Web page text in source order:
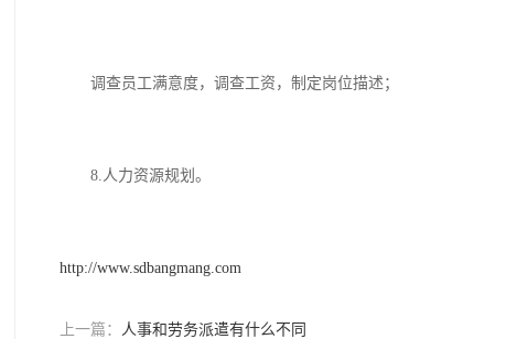
调查员工满意度，调查工资，制定岗位描述；
8.人力资源规划。
http://www.sdbangmang.com
上一篇： 人事和劳务派遣有什么不同